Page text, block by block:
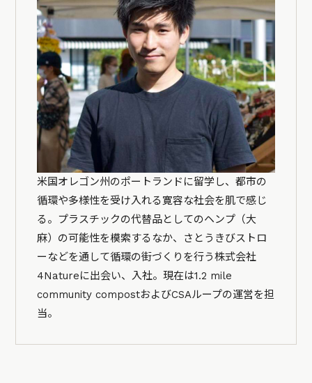
米国オレゴン州のポートランドに留学し、都市の
循環や多様性を受け入れる寛容な社会を肌で感じ
る。プラスチックの代替品としてのヘンプ（大
麻）の可能性を模索するなか、さとうきびストロ
ーなどを通して循環の街づくりを行う株式会社
4Natureに出会い、入社。現在は1.2 mile
community compostおよびCSAループの運営を担
当。